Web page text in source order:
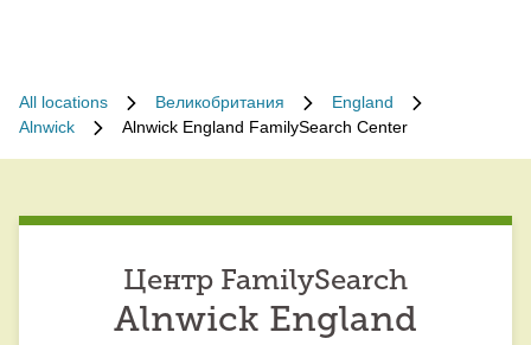
All locations Великобритания
England
Alnwick
Alnwick England FamilySearch Center
Центр FamilySearch
Alnwick England